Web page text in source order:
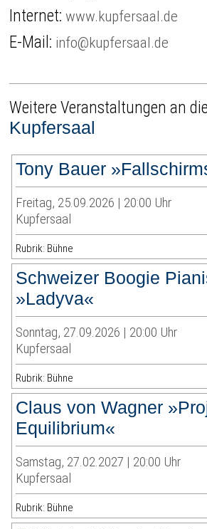
Internet:www.kupfersaal.de
E-Mail: info@kupfersaal.de
Weitere Veranstaltungen an
Kupfersaal
Tony Bauer
Freitag, 25.09.2026 | 20:00 Uhr
Kupfersaal
Rubrik: Bühne
Schweizer Boogie
»Ladyva«
Sonntag, 27.09.2026 | 20:00 Uhr
Kupfersaal
Rubrik: Bühne
Claus von Wagner
Equilibrium«
Samstag, 27.02.2027 | 20:00 Uhr
Kupfersaal
Rubrik: Bühne